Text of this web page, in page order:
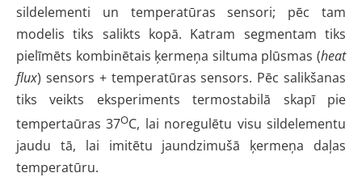
sildelementi un temperatūras sensori; pēc tam
modelis tiks salikts kopā. Katram segmentam tiks
pielīmēts kombinētais ķermeņa siltuma plūsmas (heat
flux) sensors + temperatūras sensors. Pēc salikšanas
tiks veikts eksperiments termostabilā skapī pie
tempertaūras 37OC, lai noregulētu visu sildelementu
jaudu tā, lai imitētu jaundzimušā ķermeņa daļas
temperatūru.